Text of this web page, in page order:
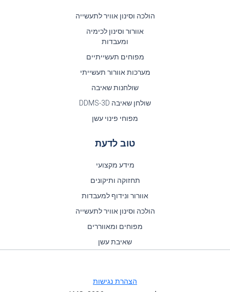
הולכה וסינון אוויר לתעשייה
אוורור וסינון לכימיה
ומעבדות
מפוחים תעשייתיים
מערכות אוורור תעשייתי
שולחנות שאיבה
שולחן שאיבה DDMS-3D
מפוחי פינוי עשן
טוב לדעת
מידע מקצועי
תחזוקה ותיקונים
אוורור ונידוף למעבדות
הולכה וסינון אוויר לתעשייה
מפוחים ומאווררים
שאיבת עשן
הצהרת נגישות